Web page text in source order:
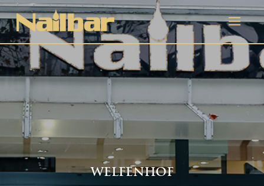
WELFENHOF